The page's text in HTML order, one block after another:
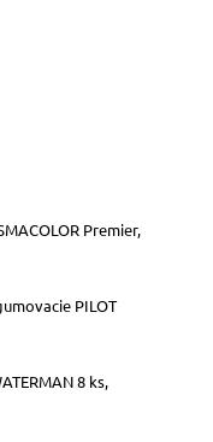
Premier,
PILOT
8 ks,